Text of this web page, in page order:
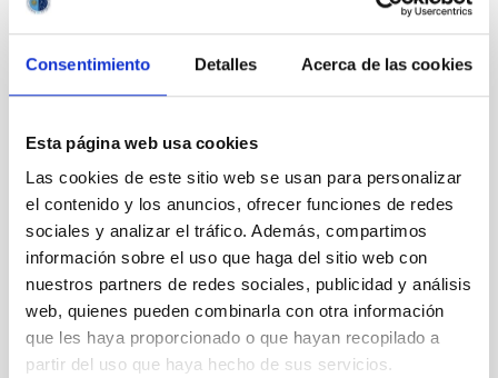
Consentimiento Detalles Acerca de las cookies
Esta página web usa cookies
Las cookies de este sitio web se usan para personalizar
el contenido y los anuncios, ofrecer funciones de redes
sociales y analizar el tráfico. Además, compartimos
información sobre el uso que haga del sitio web con
nuestros partners de redes sociales, publicidad y análisis
web, quienes pueden combinarla con otra información
que les haya proporcionado o que hayan recopilado a
partir del uso que haya hecho de sus servicios.
BIA_0296